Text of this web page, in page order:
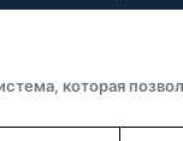
которая